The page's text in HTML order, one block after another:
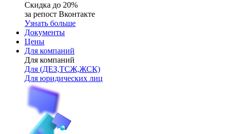
Скидка до 20%
за репост Вконтакте
Узнать больше
Документы
Цены
Для компаний
Для компаний
Для (ДЕЗ,ТСЖ,ЖСК)
Для юридических лиц